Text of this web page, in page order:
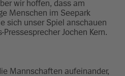
wir hoffen, dass am
Menschen im Seepark
sich unser Spiel anschauen
Jochen Kern.
Mannschaften aufeinander,